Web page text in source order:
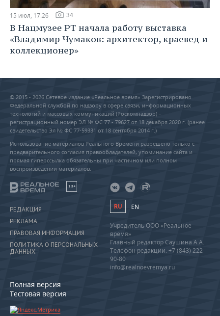
15 июл, 17:26 34
В Нацмузее РТ начала работу выставка
«Владимир Чумаков: архитектор, краевед и
коллекционер»
© 2015 - 2026 Сетевое издание «Реальное время» Зарегистрировано
Федеральной службой по надзору в сфере связи, информационных
технологий и массовых коммуникаций (Роскомнадзор) –
регистрационный номер ЭЛ № ФС 77 - 79627 от 18 декабря 2020 г. (ранее
свидетельство Эл № ФС 77-59331 от 18 сентября 2014 г.)
Использование материалов Реального Времени разрешено только с
предварительного согласия правообладателей, упоминание сайта и
прямая гиперссылка обязательны при частичном или полном
воспроизведении материалов.
18+
РЕДАКЦИЯ
РЕКЛАМА
ПРАВОВАЯ ИНФОРМАЦИЯ
ПОЛИТИКА О ПЕРСОНАЛЬНЫХ
ДАННЫХ
Полная версия
Тестовая версия
RU EN
Учредитель ООО «Реальное
время»
Главный редактор Саушина А.А.
Телефон редакции: +7 (843) 222-
90-80
info@realnoevremya.ru